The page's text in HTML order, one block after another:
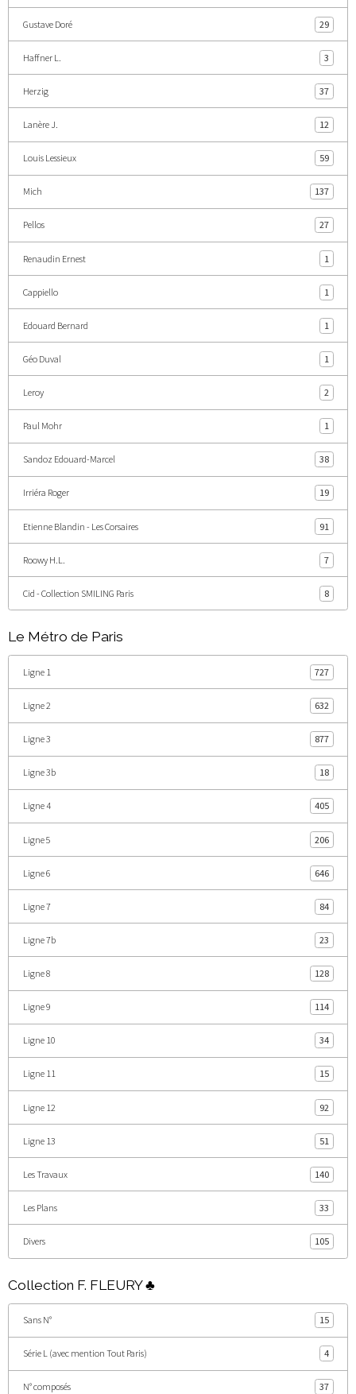
Gustave Doré 29
Haffner L. 3
Herzig 37
Lanère J. 12
Louis Lessieux 59
Mich 137
Pellos 27
Renaudin Ernest 1
Cappiello 1
Edouard Bernard 1
Géo Duval 1
Leroy 2
Paul Mohr 1
Sandoz Edouard-Marcel 38
Irriéra Roger 19
Etienne Blandin - Les Corsaires 91
Roowy H.L. 7
Cid - Collection SMILING Paris 8
Le Métro de Paris
Ligne 1 727
Ligne 2 632
Ligne 3 877
Ligne 3b 18
Ligne 4 405
Ligne 5 206
Ligne 6 646
Ligne 7 84
Ligne 7b 23
Ligne 8 128
Ligne 9 114
Ligne 10 34
Ligne 11 15
Ligne 12 92
Ligne 13 51
Les Travaux 140
Les Plans 33
Divers 105
Collection F. FLEURY ♣
Sans N° 15
Série L (avec mention Tout Paris) 4
N° composés 37